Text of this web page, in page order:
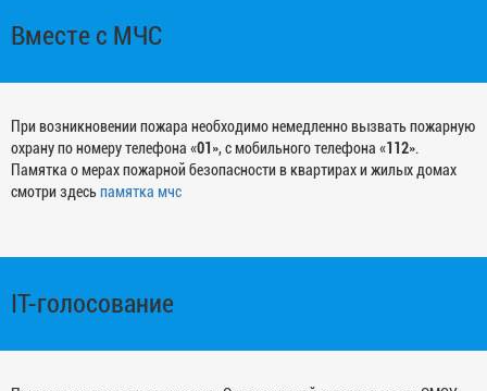
Вместе с МЧС
При возникновении пожара необходимо немедленно вызвать пожарную
охрану по номеру телефона «01 », с мобильного телефона «112».
Памятка о мерах пожарной безопасности в квартирах и жилых домах
смотри здесьпамятка мчс
IT-голосование